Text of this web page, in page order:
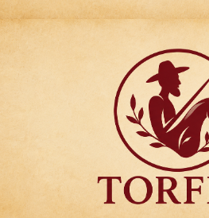
Articulos para
Regalo Torfer.